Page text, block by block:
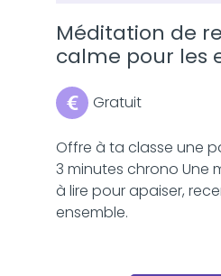
Méditation de
calme pour les
Gratuit
Offre à ta classe une
3 minutes chrono Une
à lire pour apaiser,
ensemble.